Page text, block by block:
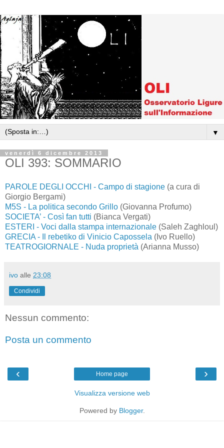
▼
venerdì 6 dicembre 2013
OLI 393: SOMMARIO
PAROLE DEGLI OCCHI - Campo di stagione (a cura di
Giorgio Bergami)
M5S - La politica secondo Grillo (Giovanna Profumo)
SOCIETA’ - Così fan tutti (Bianca Vergati)
ESTERI - Voci dalla stampa internazionale (Saleh Zaghloul)
GRECIA - Il rebetiko di Vinicio Capossela (Ivo Ruello)
TEATROGIORNALE - Nuda proprietà (Arianna Musso)
ivo alle 23:08
Condividi
Nessun commento:
Posta un commento
‹ ›
Home page
Visualizza versione web
Powered by Blogger.